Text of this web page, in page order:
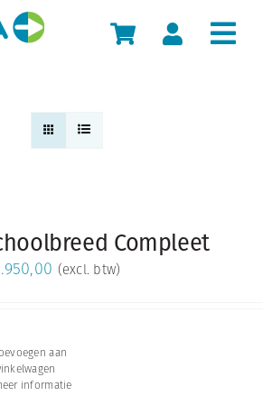
Compleet
(excl. btw)
aan
informatie